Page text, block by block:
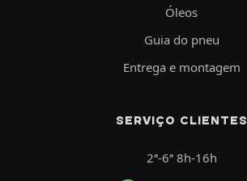
Óleos
Guia do pneu
Entrega e montagem
SERVIÇO CLIENTES
2ª-6ª 8h-16h